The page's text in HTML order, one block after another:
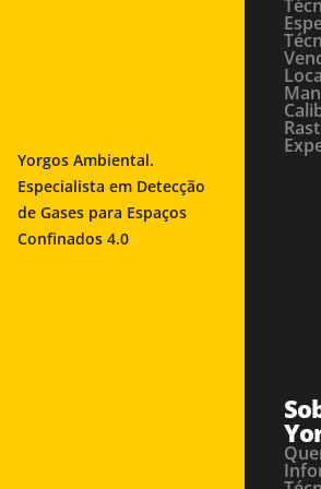
Yorgos Ambiental.
Especialista em Detecção
de Gases para Espaços
Confinados 4.0